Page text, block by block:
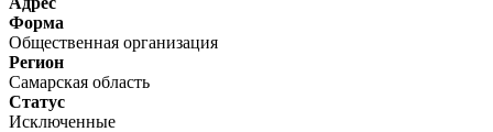
Форма
Общественная организация
Регион
Самарская область
Статус
Исключенные